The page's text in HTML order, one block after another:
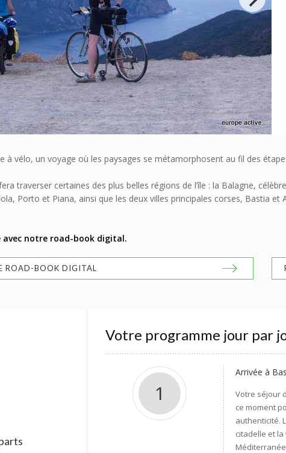
à vélo, un voyage où les paysages se métamorphosent au fil des
traverser certaines des plus belles régions de l’île : la Balagne,
Porto et Piana, ainsi que les deux villes principales corses, Bastia
avec notre road-book digital.
ROAD-BOOK DIGITAL
Votre programme jour par
1
Arrivée à
Votre séjour
ce moment
authenticité.
citadelle et